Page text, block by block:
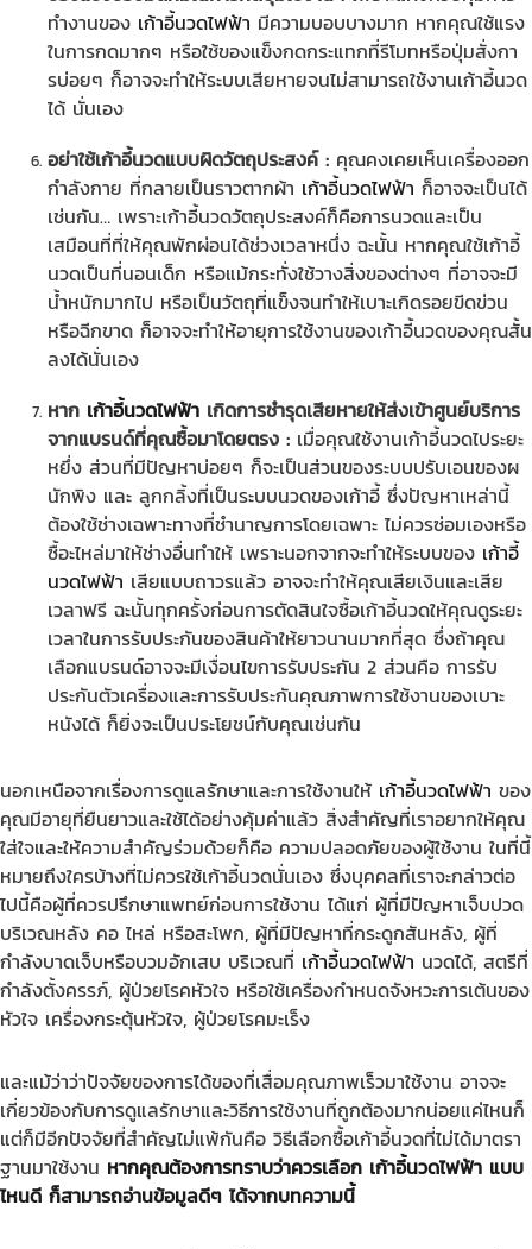
ทำงานของ เก้าอี้นวดไฟฟ้า มีความบอบบางมาก หากคุณใช้แรง
ในการกดมากๆ หรือใช้ของแข็งกดกระแทกที่รีโมทหรือปุ่มสั่งกา
รบ่อยๆ ก็อาจจะทำให้ระบบเสียหายจนไม่สามารถใช้งานเก้าอี้นวด
ได้ นั่นเอง
อย่าใช้เก้าอี้นวดแบบผิดวัตถุประสงค์ : คุณคงเคยเห็นเครื่องออก
กำลังกาย ที่กลายเป็นราวตากผ้า เก้าอี้นวดไฟฟ้า ก็อาจจะเป็นได้
เช่นกัน… เพราะเก้าอี้นวดวัตถุประสงค์ก็คือการนวดและเป็น
เสมือนที่ที่ให้คุณพักผ่อนได้ช่วงเวลาหนึ่ง ฉะนั้น หากคุณใช้เก้าอี้
นวดเป็นที่นอนเด็ก หรือแม้กระทั่งใช้วางสิ่งของต่างๆ ที่อาจจะมี
น้ำหนักมากไป หรือเป็นวัตถุที่แข็งจนทำให้เบาะเกิดรอยขีดข่วน
หรือฉีกขาด ก็อาจจะทำให้อายุการใช้งานของเก้าอี้นวดของคุณสั้น
ลงได้นั่นเอง
หาก เก้าอี้นวดไฟฟ้า เกิดการชำรุดเสียหายให้ส่งเข้าศูนย์บริการ
จากแบรนด์ที่คุณซื้อมาโดยตรง : เมื่อคุณใช้งานเก้าอี้นวดไประยะ
หยึ่ง ส่วนที่มีปัญหาบ่อยๆ ก็จะเป็นส่วนของระบบปรับเอนของผ
นักพิง และ ลูกกลิ้งที่เป็นระบบนวดของเก้าอี้ ซึ่งปัญหาเหล่านี้
ต้องใช้ช่างเฉพาะทางที่ชำนาญการโดยเฉพาะ ไม่ควรซ่อมเองหรือ
ซื้อะไหล่มาให้ช่างอื่นทำให้ เพราะนอกจากจะทำให้ระบบของ เก้าอี้
นวดไฟฟ้า เสียแบบถาวรแล้ว อาจจะทำให้คุณเสียเงินและเสีย
เวลาฟรี ฉะนั้นทุกครั้งก่อนการตัดสินใจซื้อเก้าอี้นวดให้คุณดูระยะ
เวลาในการรับประกันของสินค้าให้ยาวนานมากที่สุด ซึ่งถ้าคุณ
เลือกแบรนด์อาจจะมีเงื่อนไขการรับประกัน 2 ส่วนคือ การรับ
ประกันตัวเครื่องและการรับประกันคุณภาพการใช้งานของเบาะ
หนังได้ ก็ยิ่งจะเป็นประโยชน์กับคุณเช่นกัน
นอกเหนือจากเรื่องการดูแลรักษาและการใช้งานให้ เก้าอี้นวดไฟฟ้า ของ
คุณมีอายุที่ยืนยาวและใช้ได้อย่างคุ้มค่าแล้ว สิ่งสำคัญที่เราอยากให้คุณ
ใส่ใจและให้ความสำคัญร่วมด้วยก็คือ ความปลอดภัยของผู้ใช้งาน ในที่นี้
หมายถึงใครบ้างที่ไม่ควรใช้เก้าอี้นวดนั่นเอง ซึ่งบุคคลที่เราจะกล่าวต่อ
ไปนี้คือผู้ที่ควรปรึกษาแพทย์ก่อนการใช้งาน ได้แก่ ผู้ที่มีปัญหาเจ็บปวด
บริเวณหลัง คอ ไหล่ หรือสะโพก, ผู้ที่มีปัญหาที่กระดูกสันหลัง, ผู้ที่
กำลังบาดเจ็บหรือบวมอักเสบ บริเวณที่ เก้าอี้นวดไฟฟ้า นวดได้, สตรีที่
กำลังตั้งครรภ์, ผู้ป่วยโรคหัวใจ หรือใช้เครื่องกำหนดจังหวะการเต้นของ
หัวใจ เครื่องกระตุ้นหัวใจ, ผู้ป่วยโรคมะเร็ง
และแม้ว่าว่าปัจจัยของการได้ของที่เสื่อมคุณภาพเร็วมาใช้งาน อาจจะ
เกี่ยวข้องกับการดูแลรักษาและวิธีการใช้งานที่ถูกต้องมากน่อยแค่ไหนก็
แต่ก็มีอีกปัจจัยที่สำคัญไม่แพ้กันคือ วิธีเลือกซื้อเก้าอี้นวดที่ไม่ได้มาตรา
ฐานมาใช้งาน หากคุณต้องการทราบว่าควรเลือก เก้าอี้นวดไฟฟ้า แบบ
ไหนดี ก็สามารถอ่านข้อมูลดีๆ ได้จากบทความนี้